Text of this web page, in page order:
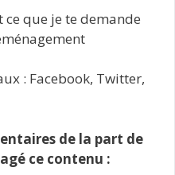
ce que je te demande
: Facebook, Twitter,
de la part de
ce contenu :